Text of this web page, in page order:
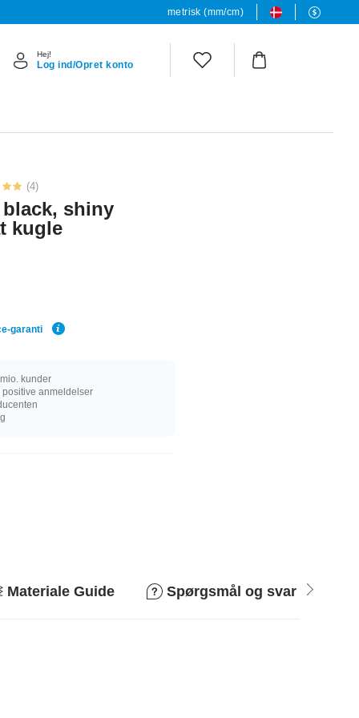
metrisk (mm/cm)
Hej!
Log ind/Opret konto
(4)
shiny
kugle
garanti
kunder
positive anmeldelser
Materiale Guide Spørgsmål og svar